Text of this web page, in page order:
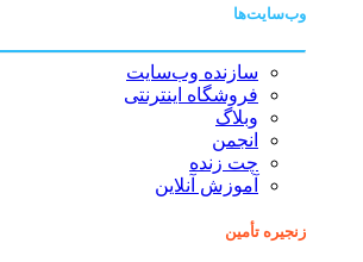
وب‌سایت‌ها
سازنده وب‌سایت
فروشگاه اینترنتی
وبلاگ
انجمن
چت زنده
آموزش آنلاین
زنجیره تأمین